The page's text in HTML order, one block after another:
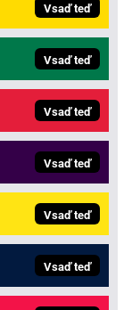
Vsaď teď
Vsaď teď
Vsaď teď
Vsaď teď
Vsaď teď
Vsaď teď